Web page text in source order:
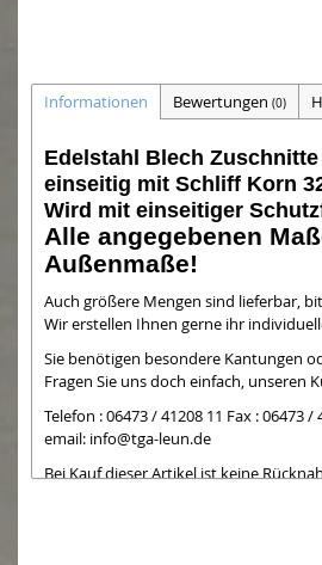
Informationen Bewertungen (0)
Edelstahl Blech Zuschnitte
einseitig mit Schliff Korn
Wird mit einseitiger
Alle angegebenen
Außenmaße!
Auch größere Mengen sind lieferbar,
Wir erstellen Ihnen gerne ihr
Sie benötigen besondere Kantungen
Fragen Sie uns doch einfach, unseren
Telefon : 06473 / 41208 11 Fax : 06473 /
email: info@tga-leun.de
Bei Kauf dieser Artikel ist keine